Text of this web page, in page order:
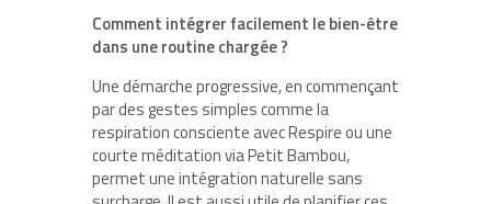
Comment intégrer facilement le bien-être
dans une routine chargée ?
Une démarche progressive, en commençant
par des gestes simples comme la
respiration consciente avec Respire ou une
courte méditation via Petit Bambou,
permet une intégration naturelle sans